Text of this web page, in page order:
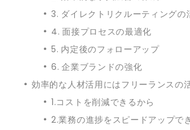
3. ダイレクトリクルーティングの
4. 面接プロセスの最適化
5. 内定後のフォローアップ
6. 企業ブランドの強化
効率的な人材活用にはフリーランスの
1.コストを削減できるから
2.業務の進捗をスピードアップで